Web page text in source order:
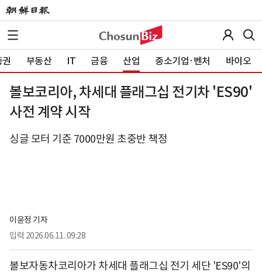
부동산 IT 금융 산업 중소기업·벤처 바이오
볼보코리아, 차세대 플래그십 전기차 'ES90'
사전 계약 시작
싱글 모터 기준 7000만원 초중반 책정
이윤정 기자
입력 2026.06.11. 09:28
볼보자동차코리아가 차세대 플래그십 전기 세단 'ES90'의